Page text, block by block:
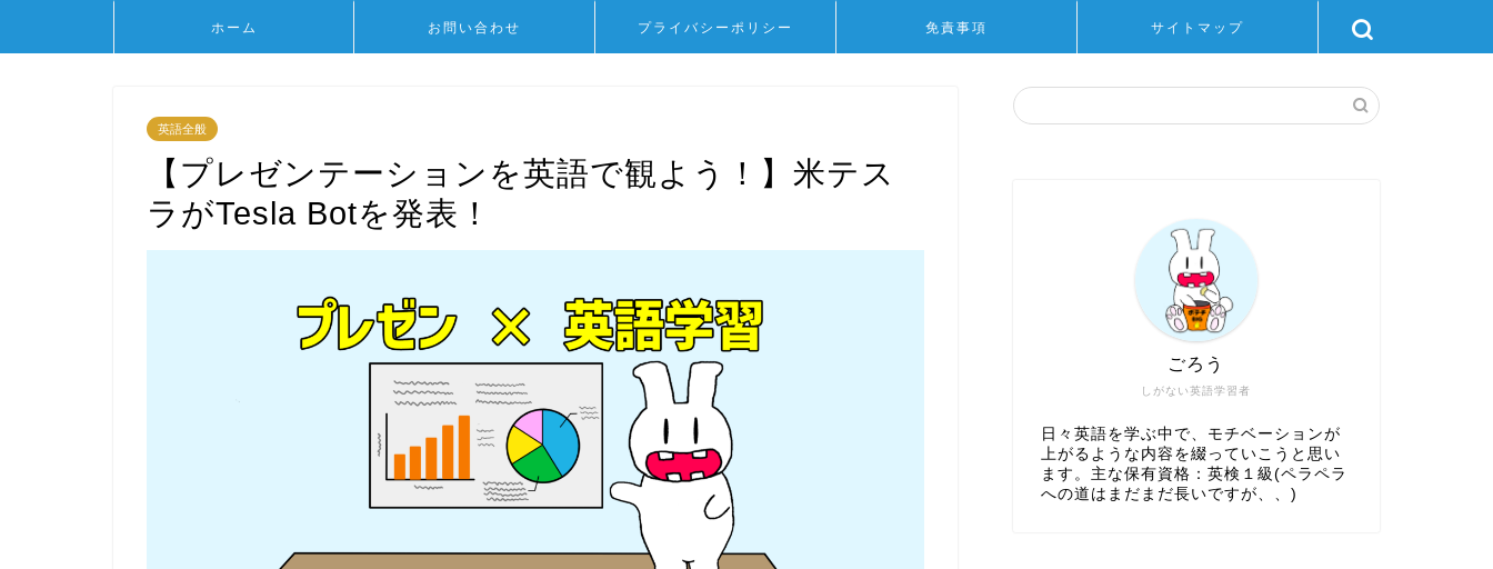
ホーム お問い合わせ プライバシーポリシー 免責事項 サイトマップ
英語全般
【プレゼンテーションを英語で観よう！】米テス
ラがTesla Botを発表！
しがない英語学習者
ごろう
日々英語を学ぶ中で、モチベーションが
上がるような内容を綴っていこうと思い
ます。主な保有資格：英検１級(ペラペラ
への道はまだまだ長いですが、、)